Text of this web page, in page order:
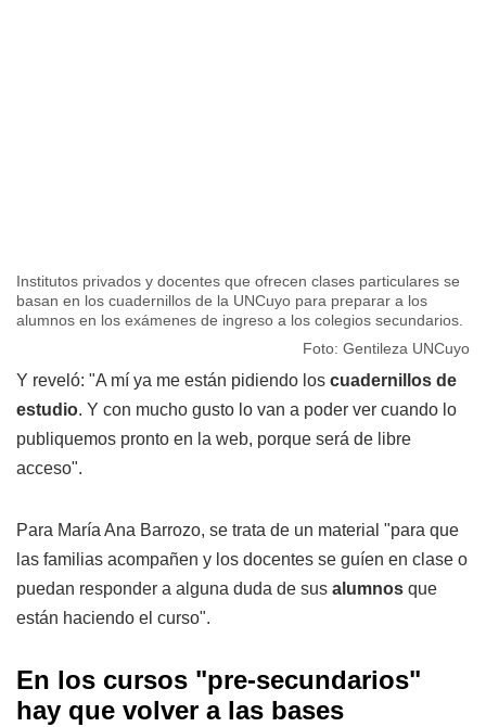
Institutos privados y docentes que ofrecen clases particulares se
basan en los cuadernillos de la UNCuyo para preparar a los
alumnos en los exámenes de ingreso a los colegios secundarios.
Foto: Gentileza UNCuyo
Y reveló: "A mí ya me están pidiendo los cuadernillos de
estudio. Y con mucho gusto lo van a poder ver cuando lo
publiquemos pronto en la web, porque será de libre
acceso".
Para María Ana Barrozo, se trata de un material "para que
las familias acompañen y los docentes se guíen en clase o
puedan responder a alguna duda de sus alumnos que
están haciendo el curso".
En los cursos "pre-secundarios"
hay que volver a las bases